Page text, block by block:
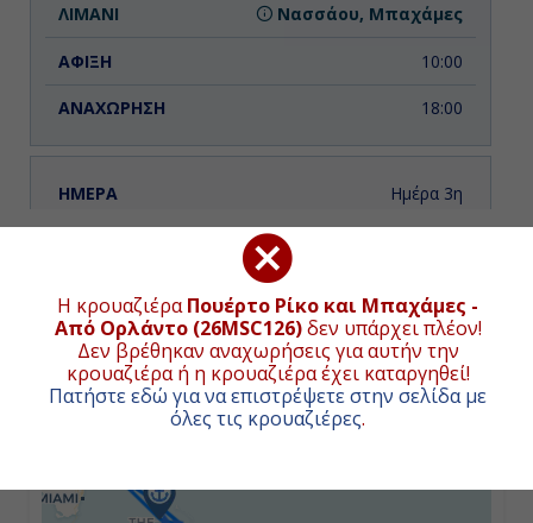
Η κρουαζιέραΠουέρτο Ρίκο και Μπαχάμες -
Από Ορλάντο (26MSC126)δεν υπάρχει πλέον!
Δεν βρέθηκαν αναχωρήσεις για αυτήν την
κρουαζιέρα ή η κρουαζιέρα έχει καταργηθεί!
Πατήστε εδώ για να επιστρέψετε στην σελίδα με
όλες τις κρουαζιέρες.
Νασσάου, Μπαχάμες
10:00
18:00
Ημέρα 3η
-
ΧΑΡΤΗΣ ΚΡΟΥΑΖΙΕΡΑΣ
Συνολική απόσταση κρουαζιέρας:2058ναυτικά μίλια
(3812χλμ.)
+